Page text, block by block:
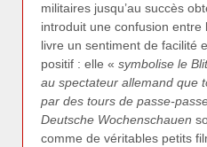
militaires jusqu’au succès
introduit une confusion entre
livre un sentiment de facilité
positif : elle « symbolise le
au spectateur allemand que
par des tours de passe-
Deutsche Wochenschauen
comme de véritables petits